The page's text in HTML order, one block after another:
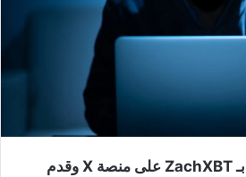
نشر المحقق المعروف بـ ZachXBT على منصة X وقدم